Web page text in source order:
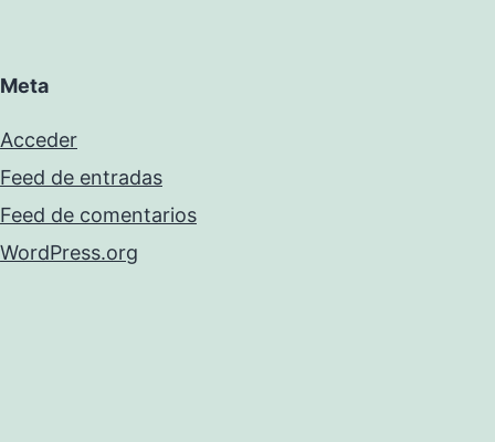
Meta
Acceder
Feed de entradas
Feed de comentarios
WordPress.org